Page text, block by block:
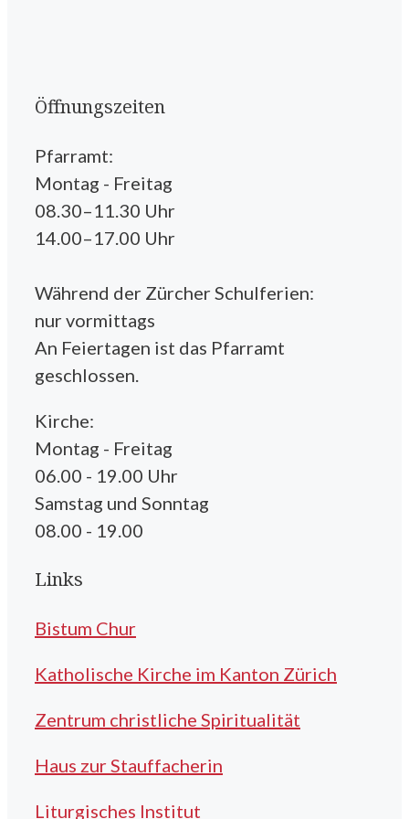
Öffnungszeiten
Pfarramt:
Montag - Freitag
08.30–11.30 Uhr
14.00–17.00 Uhr
Während der Zürcher Schulferien:
nur vormittags
An Feiertagen ist das Pfarramt
geschlossen.
Kirche:
Montag - Freitag
06.00 - 19.00 Uhr
Samstag und Sonntag
08.00 - 19.00
Links
Bistum Chur
Katholische Kirche im Kanton Zürich
Zentrum christliche Spiritualität
Haus zur Stauffacherin
Liturgisches Institut